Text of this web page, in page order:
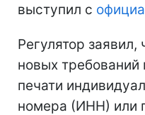
выступил с
Регулятор заявил,
новых требований
печати
номера (ИНН) или